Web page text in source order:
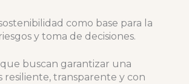
como base para la
y toma de decisiones.
buscan garantizar una
resiliente, transparente y con